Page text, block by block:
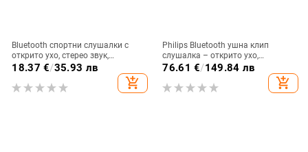
Bluetooth спортни слушалки с
открито ухо, стерео звук,
Bluetooth 5.4, обхват до 10 м,
18.37 €/35.93 лв
add_shopping_cart
Philips Bluetooth ушна клип
слушалка – открито ухо,
безжично, Bluetooth 5.0, повече от
8 часа живот на батерията,
водоустойчив модел TAT3469
76.61 €/149.84 лв
add_shopping_cart